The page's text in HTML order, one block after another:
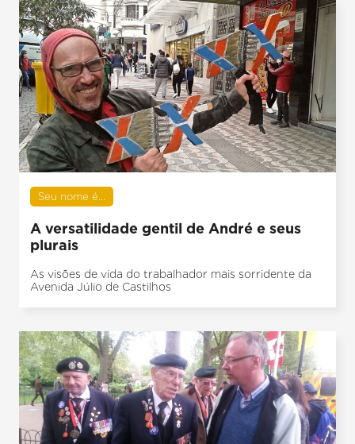
Seu nome é...
A versatilidade gentil de André e seus
plurais
As visões de vida do trabalhador mais sorridente da
Avenida Júlio de Castilhos